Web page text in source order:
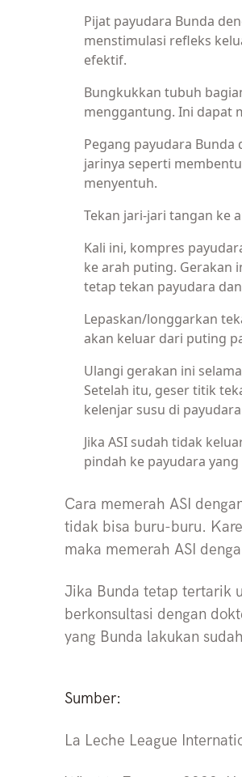
Pijat payudara Bunda
menstimulasi refleks
efektif.
Bungkukkan tubuh
menggantung. Ini dapat
Pegang payudara
jarinya seperti
menyentuh.
Tekan jari-jari tangan ke
Kali ini, kompres
ke arah puting. Gerakan
tetap tekan payudara
Lepaskan/longgarkan
akan keluar dari puting
Ulangi gerakan ini
Setelah itu, geser titik
kelenjar susu di
Jika ASI sudah tidak
pindah ke payudara
Cara memerah ASI
tidak bisa buru-buru.
maka memerah ASI
Jika Bunda tetap tertarik
berkonsultasi dengan
yang Bunda lakukan
Sumber:
La Leche League